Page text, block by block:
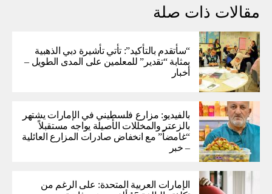
مقالات ذات صلة
“سأتقدم بالتأكيد”: تأتي تأشيرة دبي الذهبية
بمثابة “تقدير” للمعلمين على المدى الطويل –
أخبار
بالفيديو: مزارع فلسطيني في الإمارات يشتهر
بالزعتر والمخللات الأصيلة يواجه مستقبلاً
“غامضاً” ​​مع انخفاض صادرات المزارع العائلية
– خبر
الإمارات العربية المتحدة: على الرغم من